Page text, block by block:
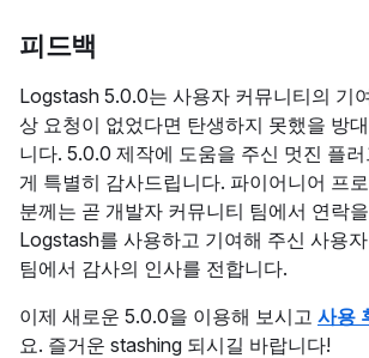
피드백
Logstash 5.0.0는 사용자 커뮤니티의 기
상 요청이 없었다면 탄생하지 못했을 방
니다. 5.0.0 제작에 도움을 주신 멋진 플
게 특별히 감사드립니다. 파이어니어 프
분께는 곧 개발자 커뮤니티 팀에서 연락
Logstash를 사용하고 기여해 주신 사용
팀에서 감사의 인사를 전합니다.
이제 새로운 5.0.0을 이용해 보시고 사용
요. 즐거운 stashing 되시길 바랍니다!